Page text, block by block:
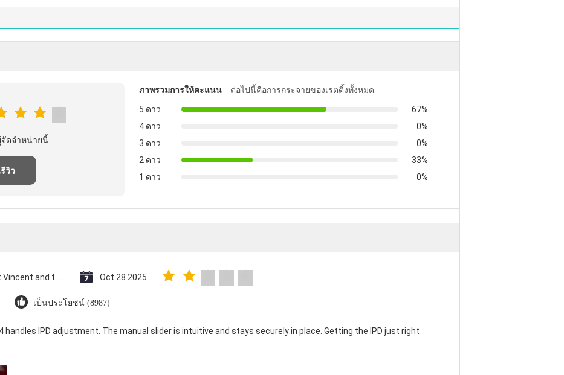
จัดจําหน่ายนี้
วิว
ภาพรวมการให้คะแนน
ต่อไปนี้คือการกระจายของเรตติ้งทั้งหมด
5 ดาว
67%
4 ดาว
0%
3 ดาว
0%
2 ดาว
33%
1 ดาว
0%
Oct 28.2025
เป็นประโยชน์ (8987)
handles IPD adjustment. The manual slider is intuitive and stays securely in place. Getting the IPD just right